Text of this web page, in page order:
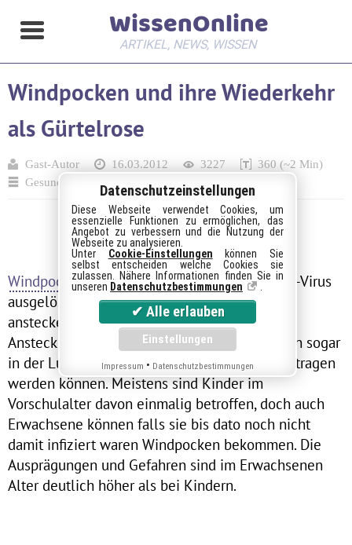
WissenOnline
ARTIKEL, NEWS, WISSEN
Windpocken und ihre Wiederkehr
als Gürtelrose
Gast-Autor 16.03.2012 3227
360 (~2 Min)
Gesundheit
Windpocken
, die durch das Varizella-Zoster-Virus
ausgelöst werden, gehören zu den höchst
ansteckenden Hautkrankheiten. Die
Ansteckungsgefahr geht so weit, dass die Viren sogar
in der Luft über einige Meter Entfernung übertragen
werden können. Meistens sind Kinder im
Vorschulalter davon einmalig betroffen, doch auch
Erwachsene können falls sie bis dato noch nicht
damit infiziert waren Windpocken bekommen. Die
Ausprägungen und Gefahren sind im Erwachsenen
Alter deutlich höher als bei Kindern.
Datenschutzeinstellungen
Diese Webseite verwendet Cookies, um
essenzielle Funktionen zu ermöglichen, das
Angebot zu verbessern und die Nutzung der
Webseite zu analysieren.
Unter Cookie-Einstellungen können Sie
selbst entscheiden welche Cookies sie
zulassen. Nähere Informationen finden Sie in
unseren Datenschutzbestimmungen
Impressum • Datenschutzbestimmungen